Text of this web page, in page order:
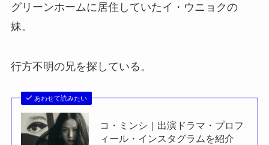
グリーンホームに居住していたイ・ウニョクの
妹。
行方不明の兄を探している。
あわせて読みたい
コ・ミンシ｜出演ドラマ・プロフ
ィール・インスタグラムを紹介